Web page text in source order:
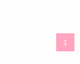
1